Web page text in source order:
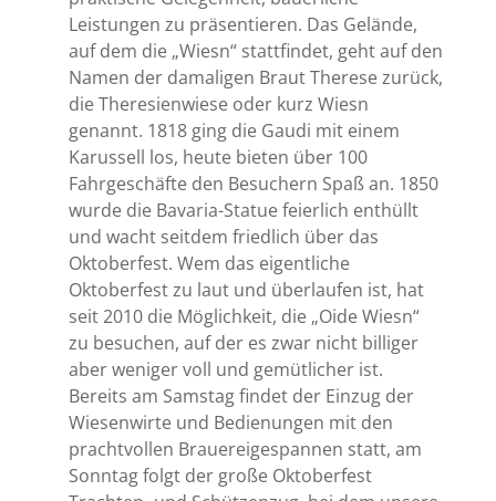
Leistungen zu präsentieren. Das Gelände,
auf dem die „Wiesn“ stattfindet, geht auf den
Namen der damaligen Braut Therese zurück,
die Theresienwiese oder kurz Wiesn
genannt. 1818 ging die Gaudi mit einem
Karussell los, heute bieten über 100
Fahrgeschäfte den Besuchern Spaß an. 1850
wurde die Bavaria-Statue feierlich enthüllt
und wacht seitdem friedlich über das
Oktoberfest. Wem das eigentliche
Oktoberfest zu laut und überlaufen ist, hat
seit 2010 die Möglichkeit, die „Oide Wiesn“
zu besuchen, auf der es zwar nicht billiger
aber weniger voll und gemütlicher ist.
Bereits am Samstag findet der Einzug der
Wiesenwirte und Bedienungen mit den
prachtvollen Brauereigespannen statt, am
Sonntag folgt der große Oktoberfest